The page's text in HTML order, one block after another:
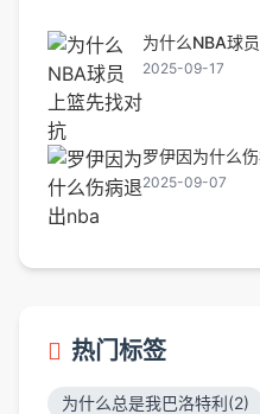
为什么NBA球
2025-09-17
罗伊因为什么
2025-09-07
热门标签
为什么总是我巴洛特利(2)